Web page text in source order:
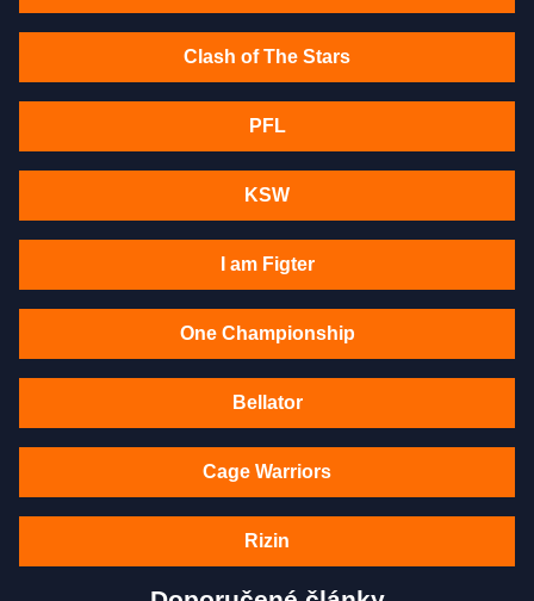
Clash of The Stars
PFL
KSW
I am Figter
One Championship
Bellator
Cage Warriors
Rizin